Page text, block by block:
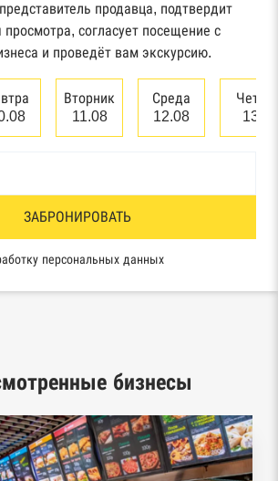
дел Высшего
суда
реестр сведений о
лиц
лиц
знаков и знаков обслуживания
Рособрнадзор, Роскомнадзор,
Росприроднадзор,
продавца, подтвердит
согласует посещение с
и проведёт вам экскурсию.
Вторник
11.08
Среда
12.08
13.08
ЗАБРОНИРОВАТЬ
персональных данных
бизнесы